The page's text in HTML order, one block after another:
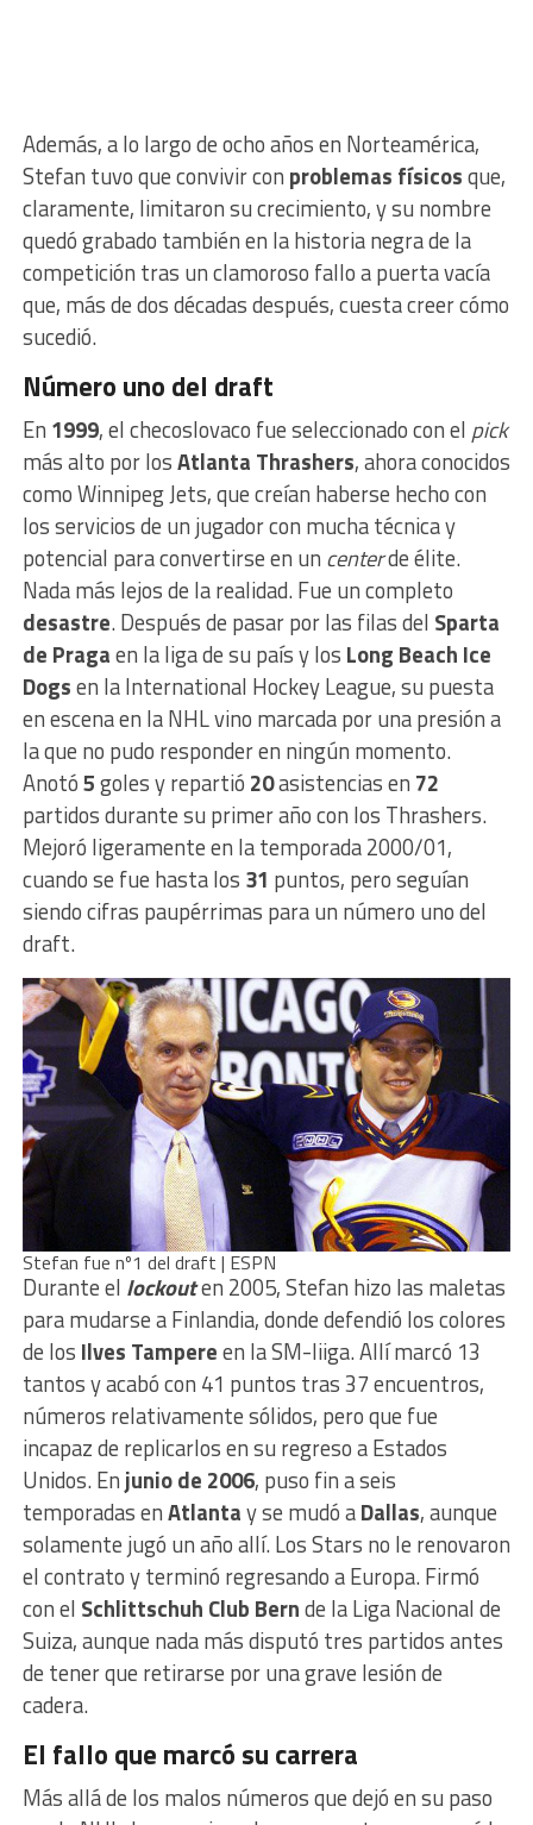
Además, a lo largo de ocho años en Norteamérica,
Stefan tuvo que convivir con problemas físicosque,
claramente, limitaron su crecimiento, y su nombre
quedó grabado también en la historia negra de la
competición tras un clamoroso fallo a puerta vacía
que, más de dos décadas después, cuesta creer cómo
sucedió.
Número uno del draft
En 1999, el checoslovaco fue seleccionado con el pick
más alto por losAtlanta Thrashers, ahora conocidos
como Winnipeg Jets, que creían haberse hecho con
los servicios de un jugador con mucha técnica y
potencial para convertirse en un centerde élite.
Nada más lejos de la realidad. Fue un completo
desastre. Después de pasar por las filas del Sparta
de Pragaen la liga de su país y los Long Beach Ice
Dogsen la International Hockey League, su puesta
en escena en la NHL vino marcada por una presión a
la que no pudo responder en ningún momento.
Anotó5goles y repartió 20asistencias en 72
partidos durante su primer año con los Thrashers.
Mejoró ligeramente en la temporada 2000/01,
cuando se fue hasta los 31 puntos, pero seguían
siendo cifras paupérrimas para un número uno del
draft.
Stefan fue nº1 del draft | ESPN
Durante el lockouten 2005, Stefan hizo las maletas
para mudarse a Finlandia, donde defendió los colores
de los Ilves Tampereen la SM-liiga. Allí marcó 13
tantos y acabó con 41 puntos tras 37 encuentros,
números relativamente sólidos, pero que fue
incapaz de replicarlos en su regreso a Estados
Unidos. Enjunio de 2006, puso fin a seis
temporadas enAtlantay se mudó aDallas, aunque
solamente jugó un año allí. Los Stars no le renovaron
el contrato y terminó regresando a Europa. Firmó
con el Schlittschuh Club Bernde la Liga Nacional de
Suiza, aunque nada más disputó tres partidos antes
de tener que retirarse por una grave lesión de
cadera.
El fallo que marcó su carrera
Más allá de los malos números que dejó en su paso